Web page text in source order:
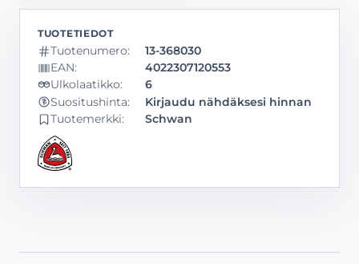
Tuotenumero:
13-368030
EAN:
4022307120553
Ulkolaatikko:
6
Suositushinta:
Kirjaudu nähdäksesi hinnan
Tuotemerkki: Schwan